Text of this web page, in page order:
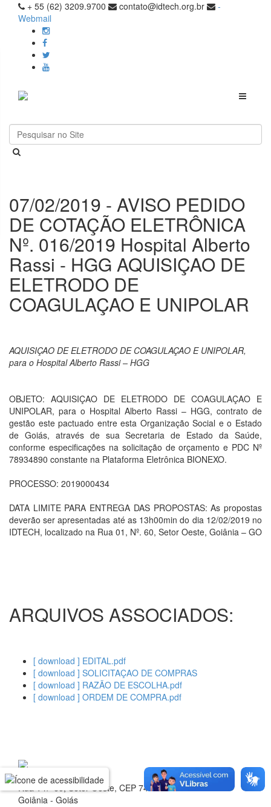
+ 55 (62) 3209.9700 contato@idtech.org.br
-
Webmail
Toggle
07/02/2019 - AVISO PEDIDO
DE COTAÇÃO ELETRÔNICA
Nº. 016/2019 Hospital Alberto
Rassi - HGG AQUISIÇAO DE
ELETRODO DE
COAGULAÇAO E UNIPOLAR
AQUISIÇAO DE ELETRODO DE COAGULAÇAO E UNIPOLAR,
para o Hospital Alberto Rassi – HGG
OBJETO: AQUISIÇAO DE ELETRODO DE COAGULAÇAO E
UNIPOLAR, para o Hospital Alberto Rassi – HGG, contrato de
gestão este pactuado entre esta Organização Social e o Estado
de Goiás, através de sua Secretaria de Estado da Saúde,
conforme especificações na solicitação de orçamento e PDC Nº
78934890 constante na Plataforma Eletrônica BIONEXO.
PROCESSO: 2019000434
DATA LIMITE PARA ENTREGA DAS PROPOSTAS: As propostas
deverão ser apresentadas até as 13h00min do dia 12/02/2019 no
IDTECH, localizado na Rua 01, Nº. 60, Setor Oeste, Goiânia – GO
ARQUIVOS ASSOCIADOS:
[ download ] EDITAL.pdf
[ download ] SOLICITAÇAO DE COMPRAS
[ download ] RAZÃO DE ESCOLHA.pdf
[ download ] ORDEM DE COMPRA.pdf
Rua 1 nº 60, Setor Oeste, CEP 74.115-040
Goiânia - Goiás